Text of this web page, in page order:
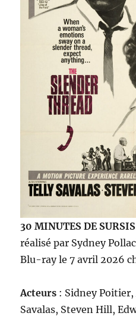
30 MINUTES DE
réalisé par Sydney
Blu-ray le 7 avril 2026
Acteurs : Sidney
Savalas, Steven Hill,